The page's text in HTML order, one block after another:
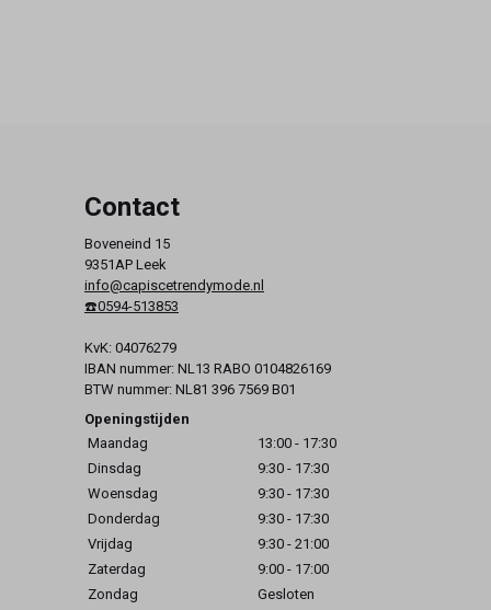
Contact
Boveneind 15
9351AP Leek
info@capiscetrendymode.nl
☎️0594-513853
KvK: 04076279
IBAN nummer: NL13 RABO 0104826169
BTW nummer: NL81 396 7569 B01
Openingstijden
Maandag
13:00 - 17:30
Dinsdag
9:30 - 17:30
Woensdag
9:30 - 17:30
Donderdag
9:30 - 17:30
Vrijdag
9:30 - 21:00
Zaterdag
9:00 - 17:00
Zondag
Gesloten